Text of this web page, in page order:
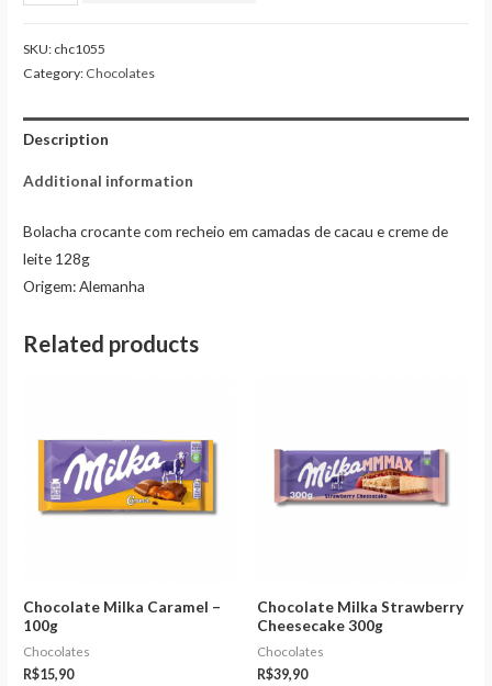
SKU: chc1055
Category: Chocolates
Description
Additional information
Bolacha crocante com recheio em camadas de cacau e creme de
leite 128g
Origem: Alemanha
Related products
Chocolate Milka Caramel –
100g
Chocolates
R$15,90
Chocolate Milka Strawberry
Cheesecake 300g
Chocolates
R$39,90